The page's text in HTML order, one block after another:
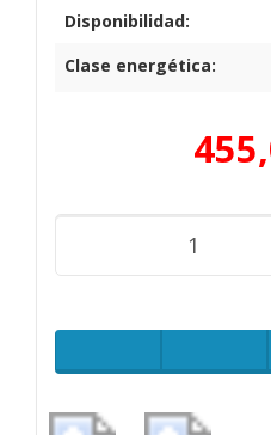
Disponibilidad:
Clase energética: